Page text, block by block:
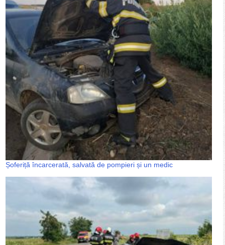
Șoferiță încarcerată, salvată de pompieri și un medic